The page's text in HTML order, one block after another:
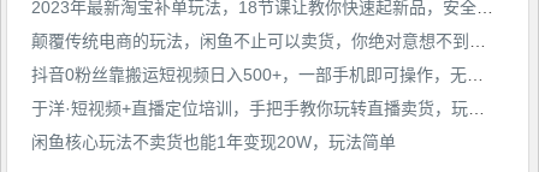
闲鱼核心玩法不卖货也能1年变现20W，玩法简单